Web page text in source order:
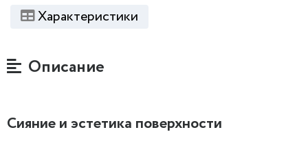
Характеристики
Описание
Сияние и эстетика поверхности